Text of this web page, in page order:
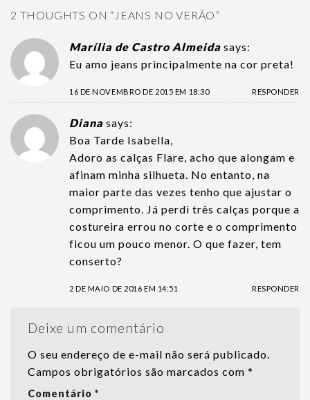
2 THOUGHTS ON “ JEANS NO VERÃO”
Marília de Castro Almeida says:
Eu amo jeans principalmente na cor preta!
16 DE NOVEMBRO DE 2015 EM 18:30 RESPONDER
Diana says:
Boa Tarde Isabella,
Adoro as calças Flare, acho que alongam e
afinam minha silhueta. No entanto, na
maior parte das vezes tenho que ajustar o
comprimento. Já perdi três calças porque a
costureira errou no corte e o comprimento
ficou um pouco menor. O que fazer, tem
conserto?
2 DE MAIO DE 2016 EM 14:51 RESPONDER
Deixe um comentário
O seu endereço de e-mail não será publicado.
Campos obrigatórios são marcados com *
Comentário *